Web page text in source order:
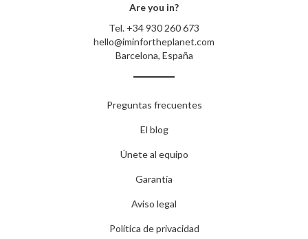
Are you in?
Tel. +34 930 260 673
hello@iminfortheplanet.com
Barcelona, España
Preguntas frecuentes
El blog
Únete al equipo
Garantía
Aviso legal
Política de privacidad